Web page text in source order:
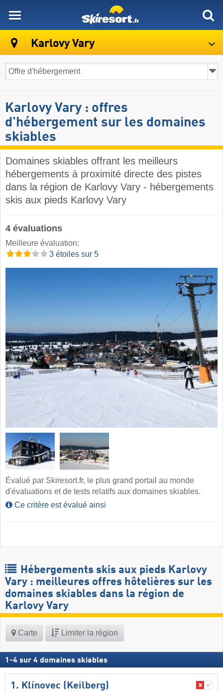
Karlovy Vary
Karlovy Vary : offres
d'hébergement sur les domaines
skiables
Domaines skiables offrant les meilleurs
hébergements à proximité directe des pistes
dans la région de Karlovy Vary - hébergements
skis aux pieds Karlovy Vary
4 évaluations
Meilleure évaluation:
3 étoiles sur 5
Évalué par Skiresort.fr, le plus grand portail au monde
d'évaluations et de tests relatifs aux domaines skiables.
Ce critère est évalué ainsi
Hébergements skis aux pieds Karlovy
Vary : meilleures offres hôtelières sur les
domaines skiables dans la région de
Karlovy Vary ​
Carte Limiter la région
1 -4 sur 4 domaines skiables
1. Klínovec (Keilberg)